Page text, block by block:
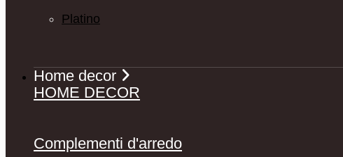
Platino
Home decor
HOME DECOR
Complementi d'arredo